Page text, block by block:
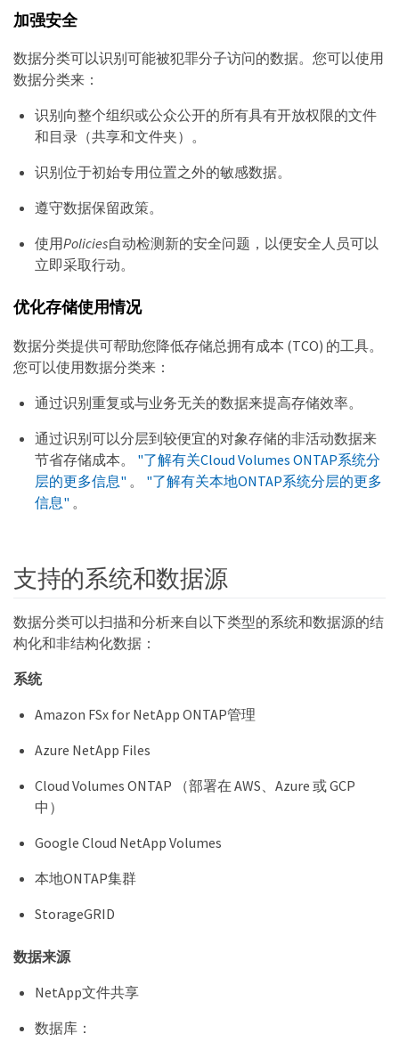
加强安全
数据分类可以识别可能被犯罪分子访问的数据。您可以使用
数据分类来：
识别向整个组织或公众公开的所有具有开放权限的文件
和目录（共享和文件夹）。
识别位于初始专用位置之外的敏感数据。
遵守数据保留政策。
使用Policies自动检测新的安全问题，以便安全人员可以
立即采取行动。
优化存储使用情况
数据分类提供可帮助您降低存储总拥有成本 (TCO) 的工具。
您可以使用数据分类来：
通过识别重复或与业务无关的数据来提高存储效率。
通过识别可以分层到较便宜的对象存储的非活动数据来
节省存储成本。 "了解有关Cloud Volumes ONTAP系统分
层的更多信息" 。 "了解有关本地ONTAP系统分层的更多
信息" 。
支持的系统和数据源
数据分类可以扫描和分析来自以下类型的系统和数据源的结
构化和非结构化数据：
系统
Amazon FSx for NetApp ONTAP管理
Azure NetApp Files
Cloud Volumes ONTAP （部署在 AWS、Azure 或 GCP
中）
Google Cloud NetApp Volumes
本地ONTAP集群
StorageGRID
数据来源
NetApp文件共享
数据库：